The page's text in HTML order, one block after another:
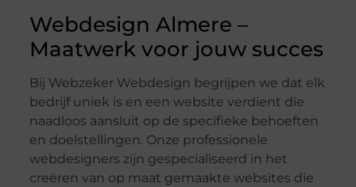
Webdesign Almere –
Maatwerk voor jouw succes
Bij Webzeker Webdesign begrijpen we dat elk
bedrijf uniek is en een website verdient die
naadloos aansluit op de specifieke behoeften
en doelstellingen. Onze professionele
webdesigners zijn gespecialiseerd in het
creëren van op maat gemaakte websites die